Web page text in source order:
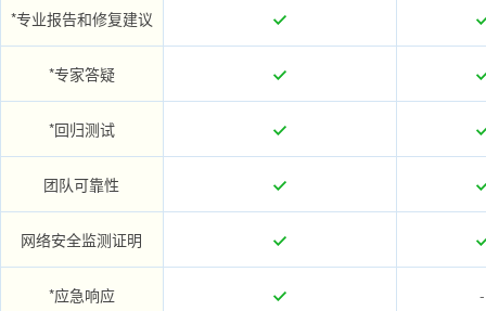
*专业报告和修复建议
*专家答疑
*回归测试
团队可靠性
网络安全监测证明
*应急响应 -